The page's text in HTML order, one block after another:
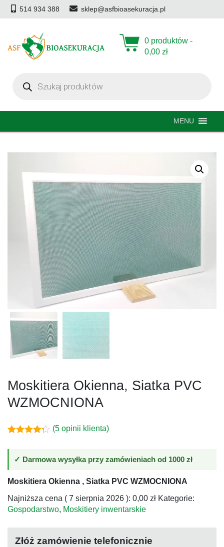
514 934 388 sklep@asfbioasekuracja.pl
0 produktów -
0,00 zł
produktów
MENU
Moskitiera Okienna, Siatka PVC
WZMOCNIONA
4.20
podstawie
ocen
klientów
(5 opinii klienta)
✓ Darmowa wysyłka przy zamówieniach od 1000 zł
Moskitiera Okienna , Siatka PVC WZMOCNIONA
Najniższa cena ( 7 sierpnia 2026 ): 0,00 zł Kategorie:
Gospodarstwo, Moskitiery inwentarskie
Złóż zamówienie telefonicznie